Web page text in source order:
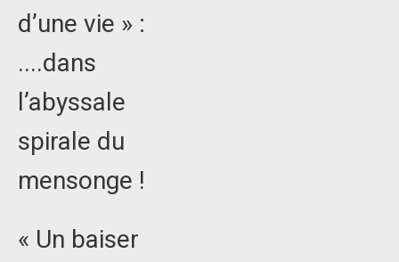
d’une vie » :
....dans
l’abyssale
spirale du
mensonge !
« Un baiser